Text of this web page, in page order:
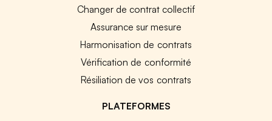
Changer de contrat collectif
Assurance sur mesure
Harmonisation de contrats
Vérification de conformité
Résiliation de vos contrats
PLATEFORMES